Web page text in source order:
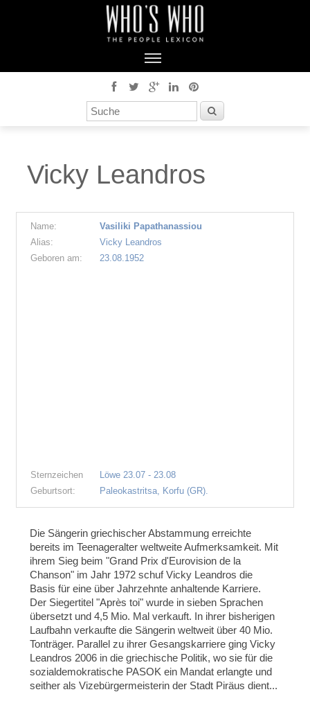
Vicky Leandros
Name:
Vasiliki Papathanassiou
Alias:
Vicky Leandros
Geboren am:
23.08.1952
Sternzeichen
Löwe 23.07 - 23.08
Geburtsort:
Paleokastritsa, Korfu (GR).
Die Sängerin griechischer Abstammung erreichte
bereits im Teenageralter weltweite Aufmerksamkeit. Mit
ihrem Sieg beim "Grand Prix d'Eurovision de la
Chanson" im Jahr 1972 schuf Vicky Leandros die
Basis für eine über Jahrzehnte anhaltende Karriere.
Der Siegertitel "Après toi" wurde in sieben Sprachen
übersetzt und 4,5 Mio. Mal verkauft. In ihrer bisherigen
Laufbahn verkaufte die Sängerin weltweit über 40 Mio.
Tonträger. Parallel zu ihrer Gesangskarriere ging Vicky
Leandros 2006 in die griechische Politik, wo sie für die
sozialdemokratische PASOK ein Mandat erlangte und
seither als Vizebürgermeisterin der Stadt Piräus dient...